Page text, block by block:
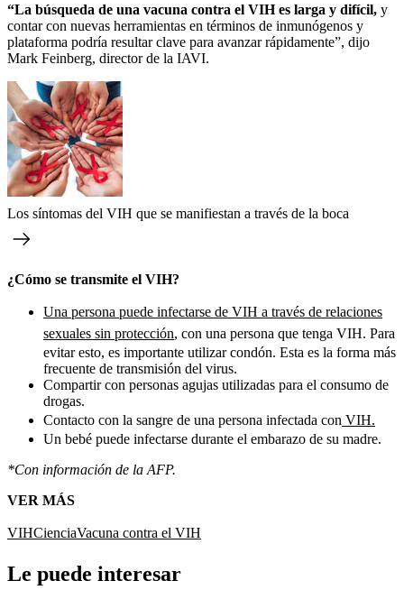
“La búsqueda de una vacuna contra el VIH es larga y difícil, y
contar con nuevas herramientas en términos de inmunógenos y
plataforma podría resultar clave para avanzar rápidamente”, dijo
Mark Feinberg, director de la IAVI.
Los síntomas del VIH que se manifiestan a través de la boca
¿Cómo se transmite el VIH?
Una persona puede infectarse de VIH a través de relaciones
sexuales sin protección, con una persona que tenga VIH. Para
evitar esto, es importante utilizar condón. Esta es la forma más
frecuente de transmisión del virus.
Compartir con personas agujas utilizadas para el consumo de
drogas.
Contacto con la sangre de una persona infectada con VIH.
Un bebé puede infectarse durante el embarazo de su madre.
*Con información de la AFP.
VER MÁS
VIHCienciaVacuna contra el VIH
Le puede interesar